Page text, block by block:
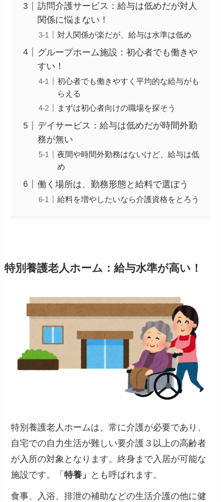
訪問介護サービス：給与は低めだが対人
関係に悩まない！
対人関係が楽だが、給与は水準は低め
グループホーム施設：初心者でも働きや
すい！
初心者でも働きやすく平均的な給与がも
らえる
まずは初心者向けの職場を探そう
デイサービス：給与は低めだが時間外勤
務が無い
夜間や時間外勤務はないけど、給与は低
め
働く場所は、勤務形態と給料で選ぼう
給料を増やしたいなら介護資格をとろう
特別養護老人ホーム：給与水準が高い！
特別養護老人ホームは、常に介護が必要であり、
自宅での自力生活が難しい要介護３以上の高齢者
が入所の対象となります。終身まで入居が可能な
施設です。「特養」 とも呼ばれます。
食事、入浴、排泄の補助などの生活介護の他に健